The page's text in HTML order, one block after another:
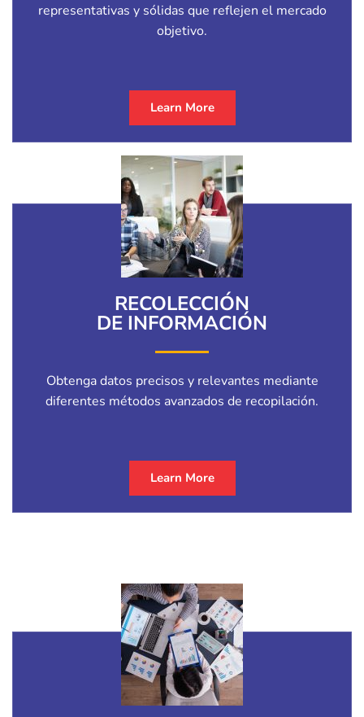
representativas y sólidas que reflejen el mercado
objetivo.
Learn More
RECOLECCIÓN
DE INFORMACIÓN
Obtenga datos precisos y relevantes mediante
diferentes métodos avanzados de recopilación.
Learn More